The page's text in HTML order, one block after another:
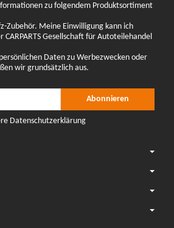
zu folgendem Produktsortiment
Zubehör. Meine Einwilligung kann ich
Gesellschaft für Autoteilehandel
Daten zu Werbezwecken oder
wir grundsätzlich aus.
Abonnieren
Datenschutzerklärung